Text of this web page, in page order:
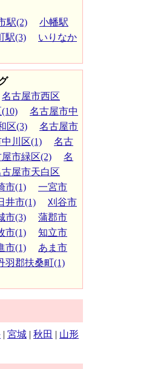
駅(2)
小幡駅
駅(3)
いりなか
名古屋市西区
名古屋市中
区(3)
名古屋市
川区(1)
名古
市緑区(2)
名
古屋市天白区
市(1)
一宮市
井市(1)
刈谷市
市(3)
蒲郡市
市(1)
知立市
市(1)
あま市
羽郡扶桑町(1)
| 宮城 | 秋田 | 山形